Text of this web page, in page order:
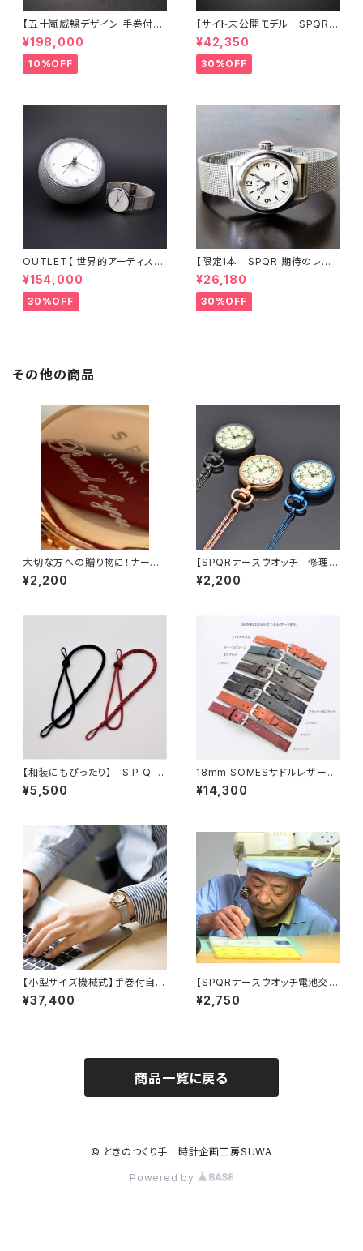
【五十嵐威暢デザイン 手巻付自
動巻 earth watch+稲穂・蜻蛉
・有田焼コラボレーション】 ブル
ー天秤秒針の白文字盤 × SOM
ES別注・国産高級車シート革ベ
¥198,000
10%OFF
【サイト未公開モデル SPQR
人気の高い機械式 手巻付自動
巻スモールセコンド Ventuno
ss ネイビー文字盤 × 英
国メーカー直輸入MOD#11ナイ
¥42,350
30%OFF
OUTLET【 世界的アーティスト
五十嵐威暢デザイン 手巻付自
動巻 earth watch 】 ブルー
天秤秒針が象徴的な機械式×ス
テンレスメッシュ 白
¥154,000
30%OFF
【限定1本 SPQR 期待のレディ
ス 小型サイズのシンプルデザイ
ンで使い易さに徹した手巻付自
動巻機械式】 Ventuno fs
ーｘ アイボリー文字盤×ステン
¥26,180
30%OFF
その他の商品
大切な方への贈り物に！ナース
ウオッチへの刻印承ります（刻印
のみ）
¥2,200
【SPQRナースウオッチ 修理】
作業終了後にお手続きをお願い
します
¥2,200
【和装にもぴったり】 S P Q R
特選 正絹・提げストラップ 32
cm 紺 または 赤 から選択
¥5,500
18mm SOMESサドルレザーバ
ンド
¥14,300
【小型サイズ機械式】手巻付自動
巻機械式 Ventuno fs ア
イボリー文字盤・ブラック文字
¥37,400
【SPQRナースウオッチ電池交
換】作業終了後にお手続きをお
願いします
¥2,750
商品一覧に戻る
© ときのつくり手 時計企画工房SUWA
Powered by